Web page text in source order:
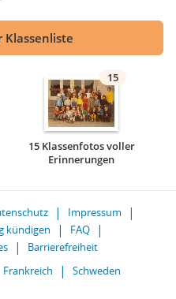
Klassenliste
15
15 Klassenfotos voller
Erinnerungen
Impressum
kündigen
FAQ
Barrierefreiheit
Frankreich Schweden